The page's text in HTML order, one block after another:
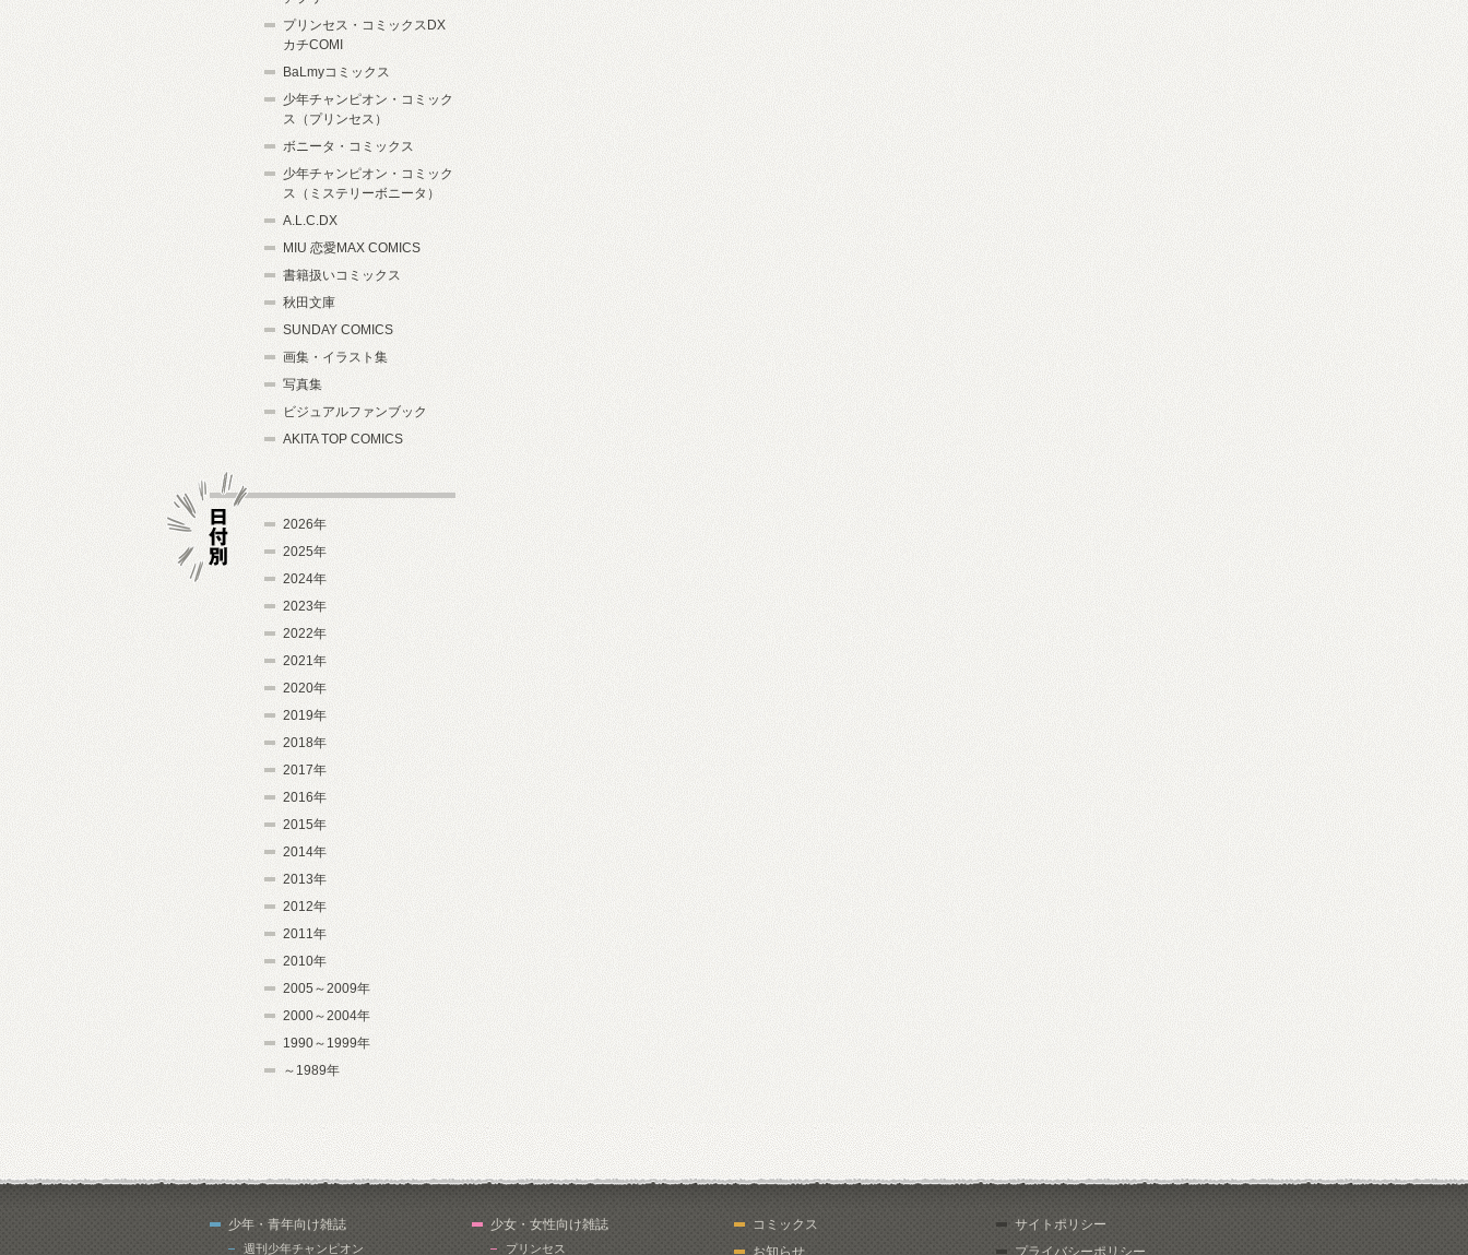
プリンセス・コミックスDX
カチCOMI
BaLmyコミックス
少年チャンピオン・コミック
ス（プリンセス）
ボニータ・コミックス
少年チャンピオン・コミック
ス（ミステリーボニータ）
A.L.C.DX
MIU 恋愛MAX COMICS
書籍扱いコミックス
秋田文庫
SUNDAY COMICS
画集・イラスト集
写真集
ビジュアルファンブック
AKITA TOP COMICS
2026年
2025年
2024年
2023年
2022年
2021年
2020年
2019年
2018年
2017年
2016年
2015年
2014年
2013年
2012年
2011年
2010年
2005～2009年
2000～2004年
1990～1999年
～1989年
少年・青年向け雑誌
週刊少年チャンピオン
少女・女性向け雑誌
プリンセス
コミックス
お知らせ
サイトポリシー
プライバシーポリシー